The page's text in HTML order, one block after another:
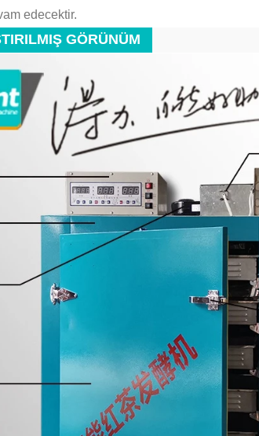
edecektir.
GÖRÜNÜM